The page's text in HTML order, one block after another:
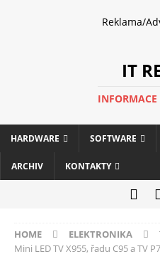
Reklama/
IT
INFORMACE
HARDWARE SOFTWARE
ARCHIV KONTAKTY
HOME ELEKTRONIKA
Mini LED TV X955, řadu C95 a TV